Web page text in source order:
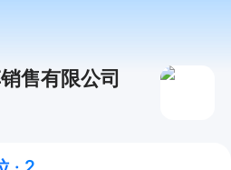
售有限公司